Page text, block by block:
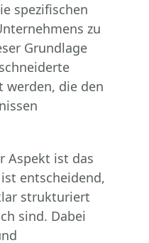
spezifischen
zu
Grundlage
die den
Aspekt ist das
entscheidend,
strukturiert
sind. Dabei